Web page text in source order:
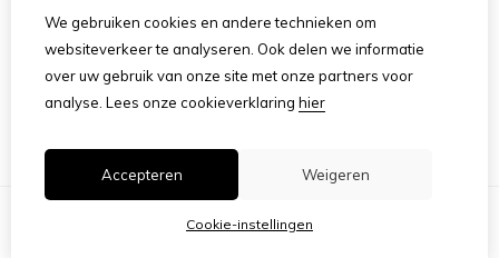
Klantenservice
Retourneren
Sitemap
We gebruiken cookies en andere technieken om
websiteverkeer te analyseren. Ook delen we informatie
over uw gebruik van onze site met onze partners voor
analyse. Lees onze cookieverklaring hier
Accepteren Weigeren
Cookie-instellingen